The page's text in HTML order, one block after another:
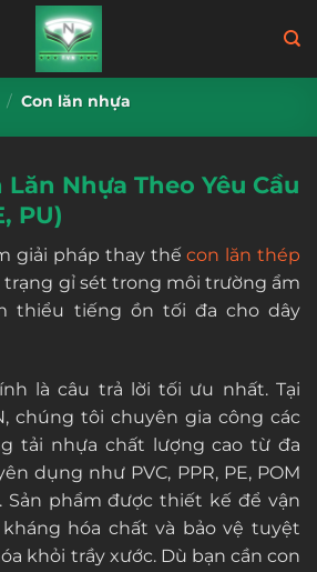
/ Con lăn nhựa
Lăn Nhựa Theo Yêu Cầu
PU)
giải pháp thay thếcon lăn thép
gỉ sét trong môi trường ẩm
thiểu tiếng ồn tối đa cho dây
là câu trả lời tối ưu nhất. Tại
chúng tôi chuyên gia công các
tải nhựa chất lượng cao từ đa
dụng như PVC, PPR, PE, POM
Sản phẩm được thiết kế để vận
hóa chất và bảo vệ tuyệt
khỏi trầy xước. Dù bạn cần con